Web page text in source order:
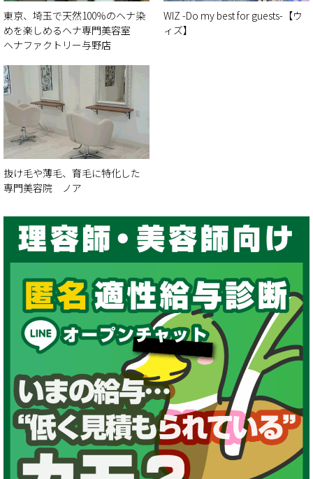
東京、埼玉で天然100％のヘナ染
めを楽しめるヘナ専門美容室
ヘナファクトリー与野店
WIZ -Do my best for guests-【ウ
ィズ】
抜け毛や薄毛、育毛に特化した
専門美容院 ノア